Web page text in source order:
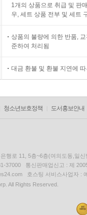
1개의 상품으로 취급 및 판
우, 세트 상품 전부 및 세트
상품의 불량에 의한 반품,
준하여 처리됨
대금 환불 및 환불 지연에
청소년보호정책 도서홍보안내
행로 11, 5층~6층(여의도동,일신
37000 통신판매업신고 : 제
호스팅 서비스사업자 :
All Rights Reserved.